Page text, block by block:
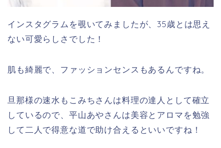
インスタグラムを覗いてみましたが、35歳とは思え
ない可愛らしさでした！
肌も綺麗で、ファッションセンスもあるんですね。
旦那様の速水もこみちさんは料理の達人として確立
しているので、平山あやさんは美容とアロマを勉強
して二人で得意な道で助け合えるといいですね！